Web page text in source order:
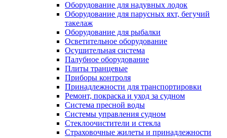
Оборудование для надувных лодок
Оборудование для парусных яхт, бегучий
такелаж
Оборудование для рыбалки
Осветительное оборудование
Осушительная система
Палубное оборудование
Плиты транцевые
Приборы контроля
Принадлежности для транспортировки
Ремонт, покраска и уход за судном
Система пресной воды
Системы управления судном
Стеклоочистители и стекла
Страховочные жилеты и принадлежности